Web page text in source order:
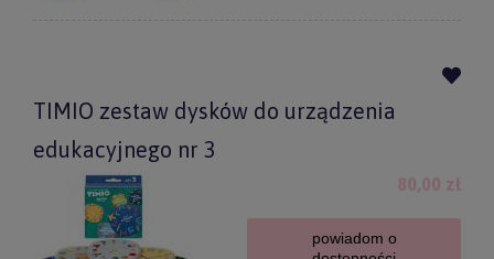
TIMIO zestaw dysków do urządzenia
edukacyjnego nr 3
80,00 zł
powiadom o